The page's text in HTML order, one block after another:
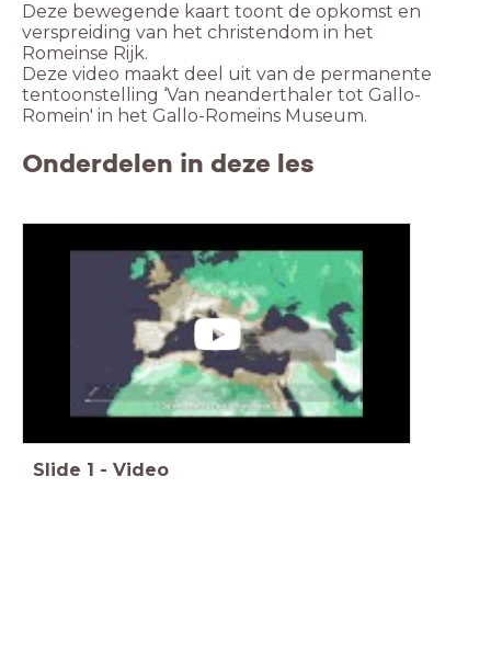
Deze bewegende kaart toont de opkomst en
verspreiding van het christendom in het
Romeinse Rijk.
Deze video maakt deel uit van de permanente
tentoonstelling ‘Van neanderthaler tot Gallo-
Romein' in het Gallo-Romeins Museum.
Onderdelen in deze les
Slide 1 - Video